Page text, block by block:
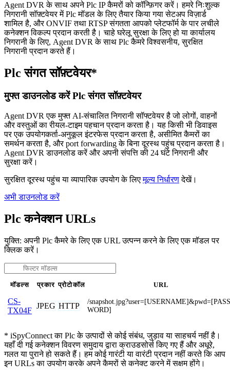
Agent DVR के साथ अपने Plc IP कैमरों को कॉन्फ़िगर करें। हमरे निःशुल्क
निगरानी सॉफ़्टवेयर में Plc मॉडल के लिए तैयार किया गया सेटअप विज़ार्ड
शामिल है, और ONVIF तथा RTSP संगतता आपको प्लेटफॉर्म के पार लचीले
कनेक्शन विकल्प प्रदान करती है। चाहे घरेलू सुरक्षा के लिए हो या कार्यालय
निगरानी के लिए, Agent DVR के साथ Plc कैमरे विश्वसनीय, सुरक्षित
निगरानी प्रदान करते हैं।
Plc संगत सॉफ़्टवेयर*
मुफ्त डाउनलोड करें Plc संगत सॉफ़्टवेयर
Agent DVR एक मुफ्त AI-संचालित निगरानी सॉफ्टवेयर है जो लोगों, वाहनों
और वस्तुओं का रीयल-टाइम पहचान प्रदान करता है। यह किसी भी डिवाइस
पर एक उपयोगकर्ता-अनुकूल इंटरफेस प्रदान करता है, असीमित कैमरों का
समर्थन करता है, और port forwarding के बिना दूरस्थ पहुंच प्रदान करता है।
Agent DVR डाउनलोड करें और अपनी संपत्ति की 24 घंटे निगरानी और
सुरक्षा करें।
सुरक्षित दूरस्थ पहुंच या व्यापारिक उपयोग के लिएमूल्य निर्धारणदेखें।
अभी डाउनलोड करें
Plc कनेक्शन URLs
युक्ति: अपनी Plc कैमरे के लिए एक URL उत्पन्न करने के लिए एक मॉडल पर
क्लिक करें।
मॉडल्स प्रकार प्रोटोकॉल URL
CS-
TX04F
JPEG HTTP
/snapshot.jpg?user=[USERNAME]&pwd=[PASS
WORD]
* iSpyConnect का Plc के उत्पादों से कोई संबंध, जुड़ाव या साहचर्य नहीं है।
यहाँ दी गई कनेक्शन विवरण समुदाय द्वारा क्राउडसोर्स किए गए हैं और अधूरे,
गलत या पुराने हो सकते हैं। हम कोई गारंटी या वारंटी प्रदान नहीं करते कि आप
इन URLs का उपयोग करके अपने कैमरों से कनेक्ट करने में सक्षम होंगे।